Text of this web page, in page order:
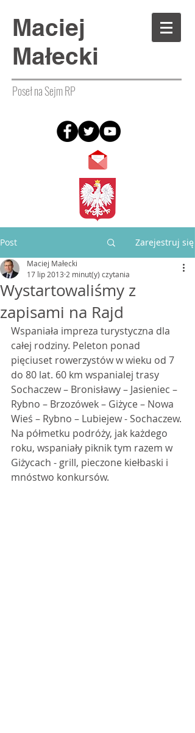
Maciej
Małecki
Poseł na Sejm RP
Post Zarejestruj się
Wystartowaliśmy z
zapisami na Rajd
Maciej Małecki
17 lip 2013 2 minut(y) czytania
Wspaniała impreza turystyczna dla
całej rodziny. Peleton ponad
pięciuset rowerzystów w wieku od 7
do 80 lat. 60 km wspanialej trasy
Sochaczew – Bronisławy – Jasieniec –
Rybno – Brzozówek – Giżyce – Nowa
Wieś – Rybno – Lubiejew - Sochaczew.
Na półmetku podróży, jak każdego
roku, wspaniały piknik tym razem w
Giżycach - grill, pieczone kiełbaski i
mnóstwo konkursów.